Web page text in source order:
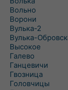
Вольно
Ворони
Вулька-2
Вулька-
Высокое
Галево
Ганцевичи
Гвозница
Головчицы